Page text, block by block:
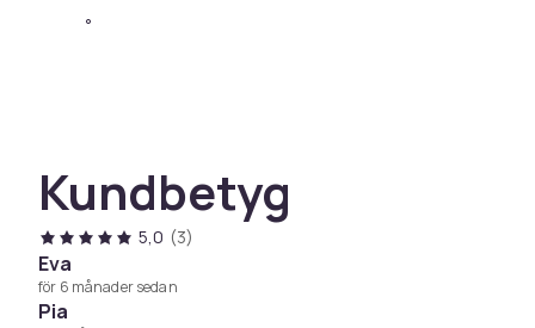
SKÅDESPELARE:
Carl Kjellgren
Ing-Marie Carlsson
Lennart Hjulström
Tomas Fryk
Loa Falkman
Yvonne Schaloske
Kundbetyg
5,0 (3)
Eva
för 6 månader sedan
Pia